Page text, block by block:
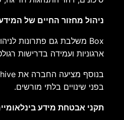
ניהול מחזור החיים של
ארגוניות ועמידה בדרישות
בפני שינויים בלתי מורשים.
תקני אבטחת מידע